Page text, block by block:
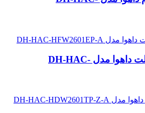
دوربین مداربسته بولت داهوا مدل DH-HAC-